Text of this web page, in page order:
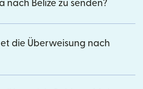
nach Belize zu senden?
die Überweisung nach